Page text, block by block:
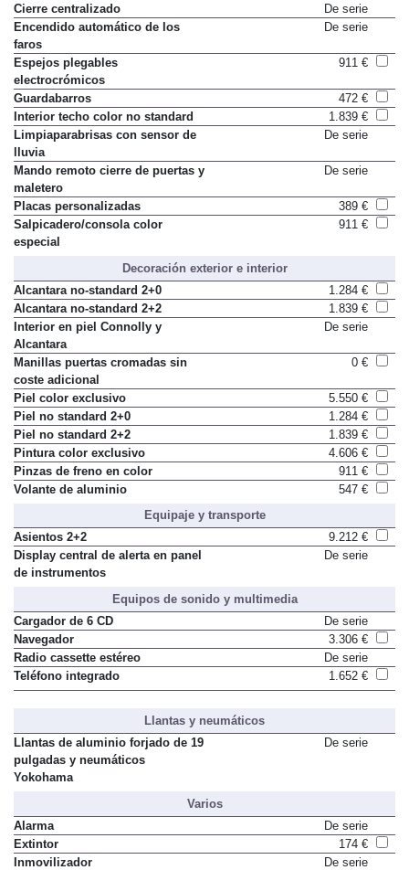
Cierre centralizado
De serie
Encendido automático de los
faros
De serie
Espejos plegables
electrocrómicos
911 €
Guardabarros
472 €
Interior techo color no standard
1.839 €
Limpiaparabrisas con sensor de
lluvia
De serie
Mando remoto cierre de puertas y
maletero
De serie
Placas personalizadas
389 €
Salpicadero/consola color
especial
911 €
Decoración exterior e interior
Alcantara no-standard 2+0
1.284 €
Alcantara no-standard 2+2
1.839 €
Interior en piel Connolly y
Alcantara
De serie
Manillas puertas cromadas sin
coste adicional
0 €
Piel color exclusivo
5.550 €
Piel no standard 2+0
1.284 €
Piel no standard 2+2
1.839 €
Pintura color exclusivo
4.606 €
Pinzas de freno en color
911 €
Volante de aluminio
547 €
Equipaje y transporte
Asientos 2+2
9.212 €
Display central de alerta en panel
de instrumentos
De serie
Equipos de sonido y multimedia
Cargador de 6 CD
De serie
Navegador
3.306 €
Radio cassette estéreo
De serie
Teléfono integrado
1.652 €
Llantas y neumáticos
Llantas de aluminio forjado de 19
pulgadas y neumáticos
Yokohama
De serie
Varios
Alarma
De serie
Extintor
174 €
Inmovilizador
De serie